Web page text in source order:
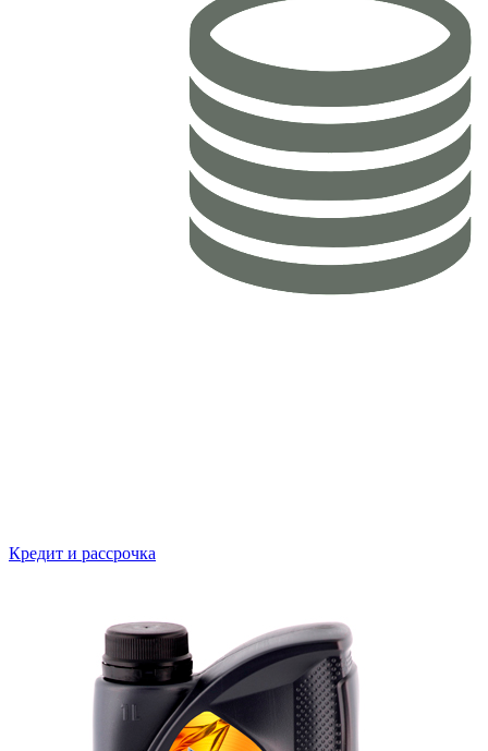
Кредит и рассрочка